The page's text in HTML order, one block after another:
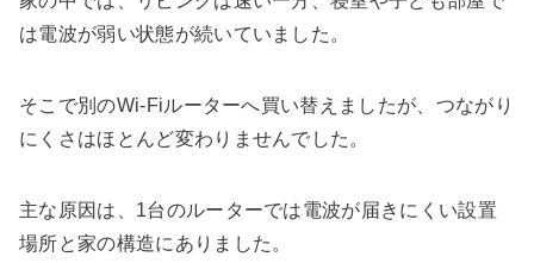
は電波が弱い状態が続いていました。
そこで別のWi-Fiルーターへ買い替えましたが、つながり
にくさはほとんど変わりませんでした。
主な原因は、1台のルーターでは電波が届きにくい設置
場所と家の構造にありました。